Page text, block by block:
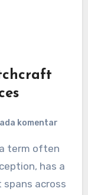
komentar
has a
across